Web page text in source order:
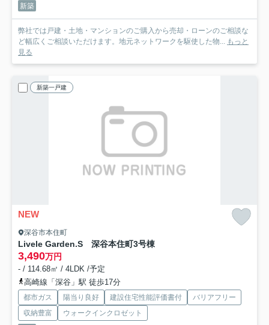
新築
弊社では戸建・土地・マンションのご購入から売却・ローンのご相談な
ど幅広くご相談いただけます。地元ネットワークを駆使した物... もっと
見る
新築一戸建
NEW
深谷市本住町
Livele Garden.S 深谷本住町3号棟
3,490万円
- / 114.68㎡ / 4LDK /予定
高崎線「深谷」駅 徒歩17分
都市ガス 陽当り良好 建設住宅性能評価書付
バリアフリー
収納豊富
ウォークインクロゼット